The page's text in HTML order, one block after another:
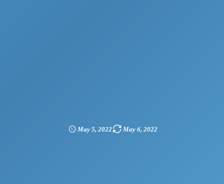
May 5, 2022 May 6, 2022